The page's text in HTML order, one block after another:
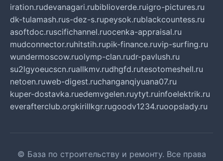
iration.rudevanagari.rubiblioverde.ruigro-pictures.ru
dk-tulamash.rus-dez-s.rupeysok.rublackcountess.ru
asoftdoc.ruscifichannel.ruocenka-appraisal.ru
mudconnector.ruhitstih.rupik-finance.ruvip-surfing.ru
wundermoscow.ruolymp-clan.rudr-pavlush.ru
su2lgyoeucscn.ruallkmv.rudhgfd.rutesotomeshell.ru
netoen.ruweb-digest.ruchanganqiyuana07.ru
kuper-dostavka.ruedemvgelen.ruytyt.ruinfoelektrik.ru
everafterclub.orgkirillkgr.rugoodv1234.ruoopslady.ru
© База по строительству и ремонту. Все права